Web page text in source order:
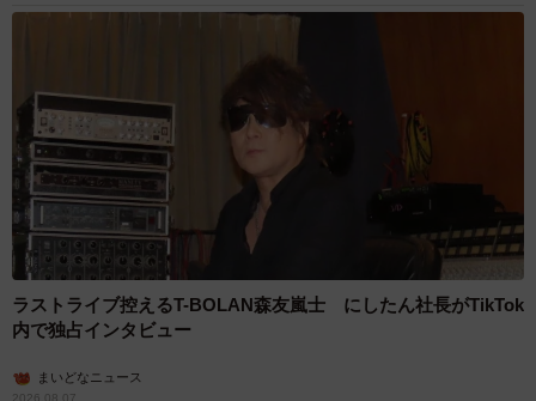
ラストライブ控えるT-BOLAN森友嵐士 にしたん社長がTikTok
内で独占インタビュー
まいどなニュース
2026.08.07